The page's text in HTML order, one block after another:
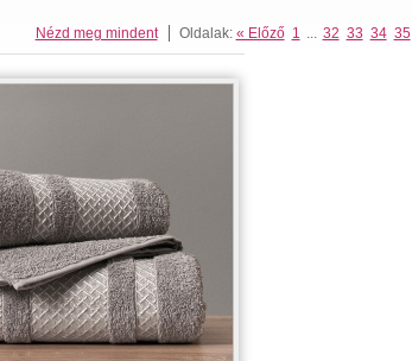
Nézd meg mindent Oldalak: « Előző 1 ... 32 33 34 35